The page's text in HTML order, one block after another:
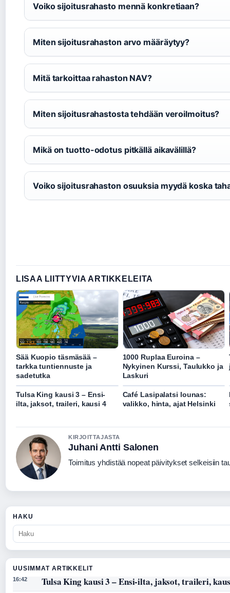
Voiko sijoitusrahasto mennä konkretiaan?
Miten sijoitusrahaston arvo määräytyy?
Mitä tarkoittaa rahaston NAV?
Miten sijoitusrahastosta tehdään veroilmoitus?
Mikä on tuotto-odotus pitkällä aikavälillä?
Voiko sijoitusrahaston osuuksia myydä koska
LISAA LIITTYVIA ARTIKKELEITA
Sää Kuopio täsmäsää –
tarkka tuntiennuste ja
sadetutka
1000 Ruplaa Euroina –
Nykyinen Kurssi, Taulukko ja
Laskuri
Tulsa King kausi 3 – Ensi-
ilta, jaksot, traileri, kausi 4
Café Lasipalatsi lounas:
valikko, hinta, ajat Helsinki
KIRJOITTAJASTA
Juhani Antti Salonen
Toimitus yhdistää nopeat päivitykset selkeisiin
HAKU
UUSIMMAT ARTIKKELIT
16:42 Tulsa King kausi 3 – Ensi-ilta, jaksot, traileri,